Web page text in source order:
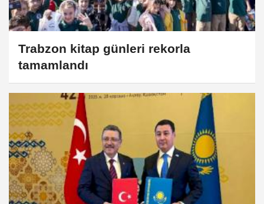
Trabzon kitap günleri rekorla
tamamlandı